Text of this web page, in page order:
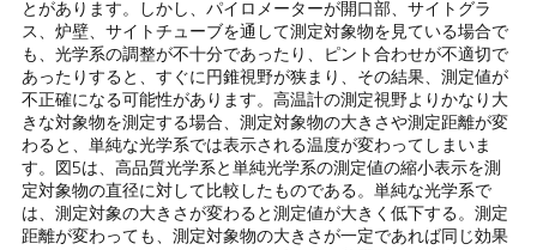
とがあります。しかし、パイロメーターが開口部、サイトグラ
ス、炉壁、サイトチューブを通して測定対象物を見ている場合で
も、光学系の調整が不十分であったり、ピント合わせが不適切で
あったりすると、すぐに円錐視野が狭まり、その結果、測定値が
不正確になる可能性があります。高温計の測定視野よりかなり大
きな対象物を測定する場合、測定対象物の大きさや測定距離が変
わると、単純な光学系では表示される温度が変わってしまいま
す。図5は、高品質光学系と単純光学系の測定値の縮小表示を測
定対象物の直径に対して比較したものである。単純な光学系で
は、測定対象の大きさが変わると測定値が大きく低下する。測定
距離が変わっても、測定対象物の大きさが一定であれば同じ効果